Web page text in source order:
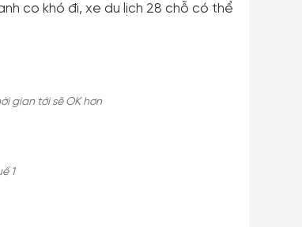
co khó đi, xe du lịch 28 chỗ có thể
gian tới sẽ OK hơn
1